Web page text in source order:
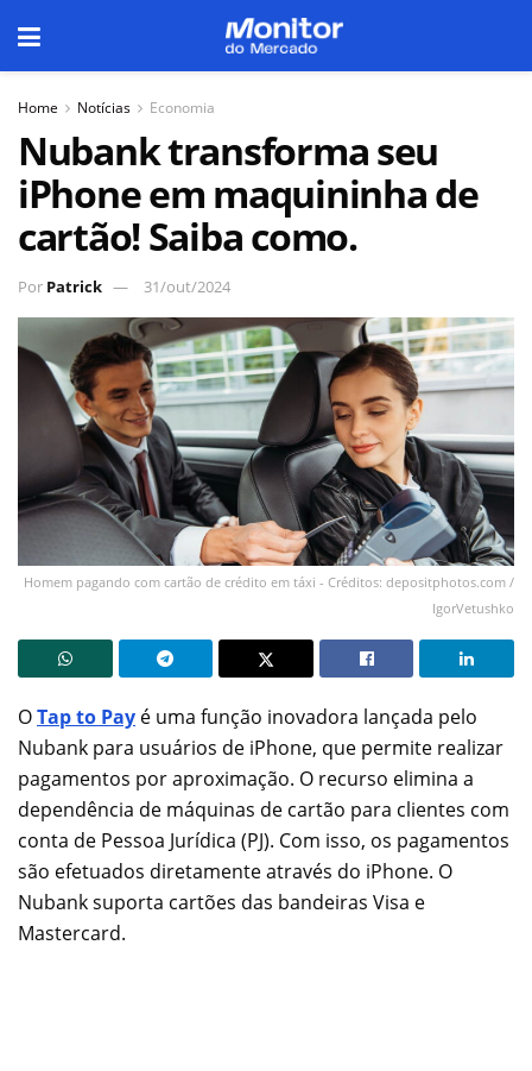
Home Notícias Economia
Nubank transforma seu
iPhone em maquininha de
cartão! Saiba como.
Por Patrick 31/out/2024
Homem pagando com cartão de crédito em táxi - Créditos: depositphotos.com /
IgorVetushko
OTap to Pay é uma função inovadora lançada pelo
Nubank para usuários de iPhone, que permite realizar
pagamentos por aproximação. O recurso elimina a
dependência de máquinas de cartão para clientes com
conta de Pessoa Jurídica (PJ). Com isso, os pagamentos
são efetuados diretamente através do iPhone. O
Nubank suporta cartões das bandeiras Visa e
Mastercard.